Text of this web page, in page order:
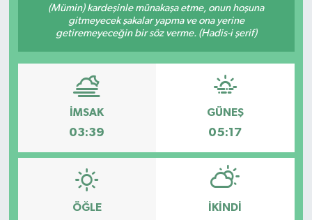
(Mümin) kardeşinle münakaşa etme, onun hoşuna
gitmeyecek şakalar yapma ve ona yerine
getiremeyeceğin bir söz verme. (Hadis-i şerif)
İMSAK
03:39
GÜNEŞ
05:17
ÖĞLE İKINDI
Resmi Reklam
Röportajlar